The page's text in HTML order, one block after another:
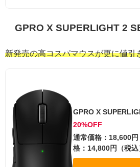
GPRO X SUPERLIGHT 2
新発売の高コスパマウスが更に値引
GPRO X
20%OFF
通常価格：18,600
格：14,800円（税込